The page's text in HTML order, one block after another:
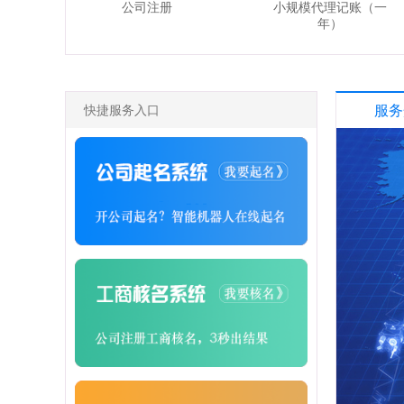
公司注册
小规模代理记账（一
年）
快捷服务入口 服